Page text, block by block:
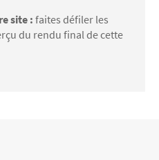
site : faites défiler les
du rendu final de cette